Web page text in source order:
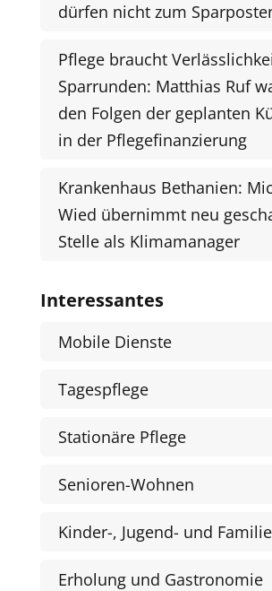
dürfen nicht zum
Pflege braucht
Sparrunden: Matthias Ruf
den Folgen der geplanten
in der Pflegefinanzierung
Krankenhaus Bethanien:
Wied übernimmt neu
Stelle als Klimamanager
Interessantes
Mobile Dienste
Tagespflege
Stationäre Pflege
Senioren-Wohnen
Kinder-, Jugend- und
Erholung und Gastronomie